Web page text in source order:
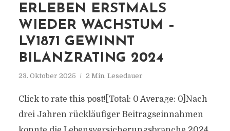
ERLEBEN ERSTMALS
WIEDER WACHSTUM –
LV1871 GEWINNT
BILANZRATING 2024
23. Oktober 2025 2 Min. Lesedauer
Click to rate this post![Total: 0 Average: 0]Nach
drei Jahren rückläufiger Beitragseinnahmen